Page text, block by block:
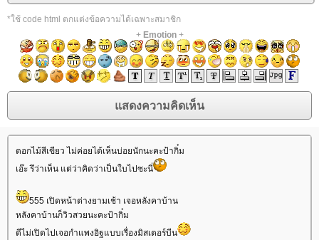
*ใช้ code html ตกแต่งข้อความได้เฉพาะสมาชิก
+ Emotion+
ดอกไม้สีเขียว ไม่ค่อยได้เห็นบ่อยนักนะคะป้ากิ๋ม
เอ๊ะ รึว่าเห็น แต่ว่าคิดว่าเป็นใบไปซะนี่
555 เปิดหน้าต่างยามเช้า เจอหลังคาบ้าน
หลังคาบ้านก็วิวสวยนะคะป้ากิ๋ม
ดีไม่เปิดไปเจอกำแพงอิฐแบบเรื่องมิสเตอร์บีน